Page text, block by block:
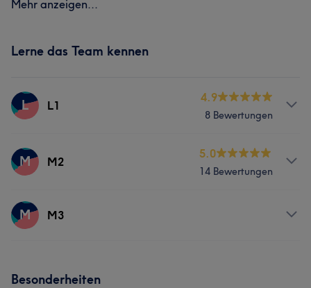
Mehr anzeigen...
Lerne das Team kennen
L L1
4.9
8 Bewertungen
Services
M M2
5.0
14 Bewertungen
Services
M M3
Besonderheiten